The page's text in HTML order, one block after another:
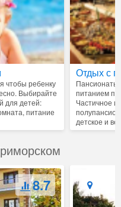
чтобы ребенку
Выбирайте
для детей:
питание
Отдых с
питанием
Частичное
детское и
8.7